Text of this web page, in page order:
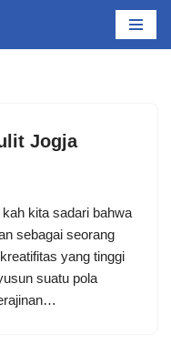
Jogja
kіtа ѕаdаrі bаhwа
sebagai ѕеоrаng
уаng tіnggі
suatu роlа